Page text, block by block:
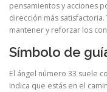
pensamientos y acciones
dirección más
mantener y reforzar los
Símbolo de
El ángel número 33 suele
Indica que estás en el